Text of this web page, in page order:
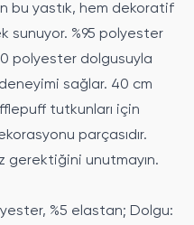
bu yastık, hem dekoratif
sunuyor. %95 polyester
polyester dolgusuyla
sağlar. 40 cm
tutkunları için
parçasıdır.
gerektiğini unutmayın.
%5 elastan; Dolgu: